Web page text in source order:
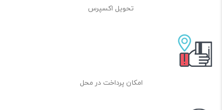
تحویل اکسپرس
امکان پرداخت در محل